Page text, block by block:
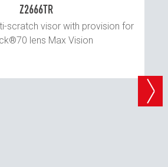
Z2666TR
scratch visor with provision for
lens Max Vision